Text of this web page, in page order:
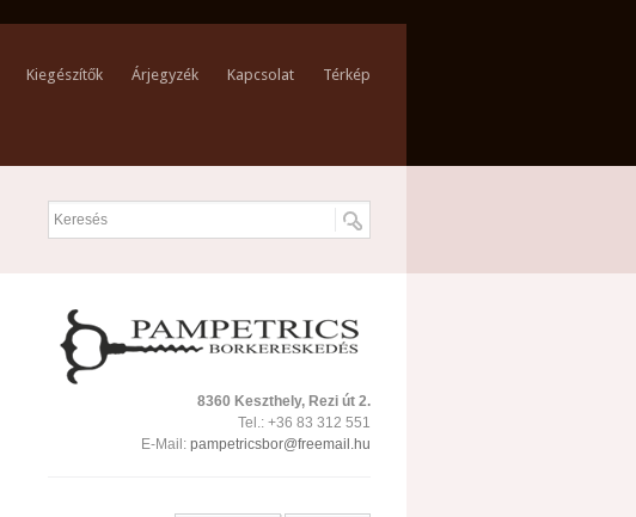
Kiegészítők Árjegyzék Kapcsolat Térkép
8360 Keszthely, Rezi út 2.
Tel.: +36 83 312 551
E-Mail: pampetricsbor@freemail.hu